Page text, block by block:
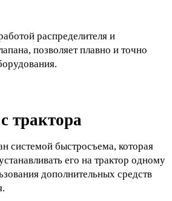
распределителя и
позволяет плавно и точно
трактора
системой быстросъема, которая
его на трактор одному
дополнительных средств